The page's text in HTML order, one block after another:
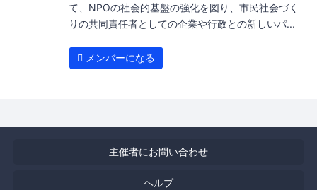
て、NPOの社会的基盤の強化を図り、市民社会づく
りの共同責任者としての企業や行政との新しいパ...
メンバーになる
主催者にお問い合わせ
ヘルプ